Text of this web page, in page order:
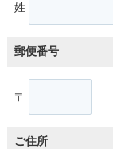
姓
郵便番号
〒
ご住所